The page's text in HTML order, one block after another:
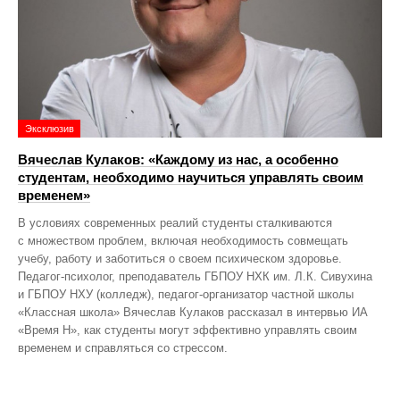
Эксклюзив
Вячеслав Кулаков: «Каждому из нас, а особенно
студентам, необходимо научиться управлять своим
временем»
В условиях современных реалий студенты сталкиваются
с множеством проблем, включая необходимость совмещать
учебу, работу и заботиться о своем психическом здоровье.
Педагог-психолог, преподаватель ГБПОУ НХК им. Л.К. Сивухина
и ГБПОУ НХУ (колледж), педагог-организатор частной школы
«Классная школа» Вячеслав Кулаков рассказал в интервью ИА
«Время Н», как студенты могут эффективно управлять своим
временем и справляться со стрессом.